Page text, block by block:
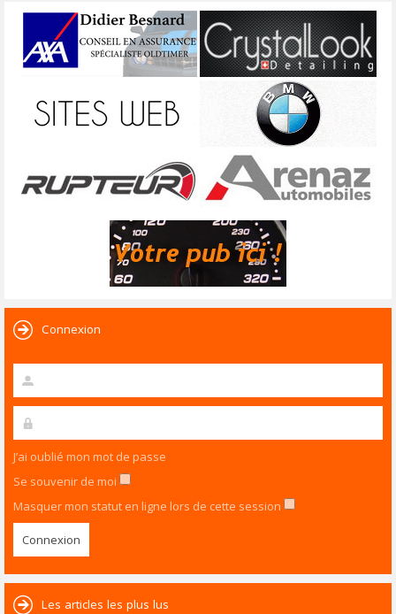
Connexion
J’ai oublié mon mot de passe
Se souvenir de moi
Masquer mon statut en ligne lors de cette session
Les articles les plus lus